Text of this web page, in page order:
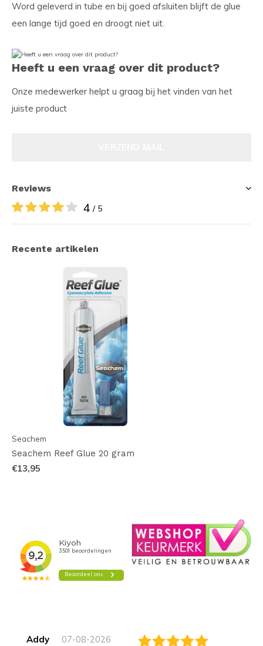
Word geleverd in tube en bij goed afsluiten blijft de glue
een lange tijd goed en droogt niet uit.
Heeft u een vraag over dit product?
Onze medewerker helpt u graag bij het vinden van het
juiste product
Reviews
4 / 5
Recente artikelen
Seachem
Seachem Reef Glue 20 gram
€13,95
Addy 07-08-2026